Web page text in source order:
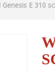
E 310